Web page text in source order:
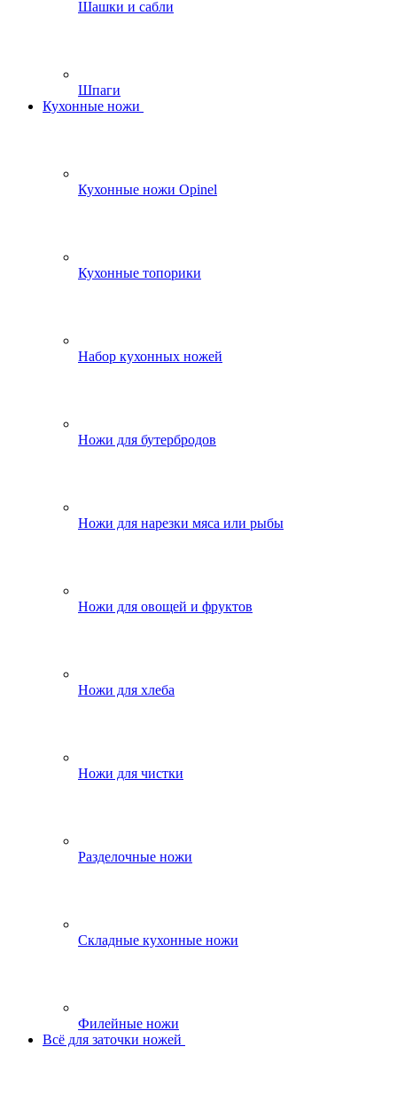
Шашки и сабли
Шпаги
Кухонные ножи
Кухонные ножи Opinel
Кухонные топорики
Набор кухонных ножей
Ножи для бутербродов
Ножи для нарезки мяса или рыбы
Ножи для овощей и фруктов
Ножи для хлеба
Ножи для чистки
Разделочные ножи
Складные кухонные ножи
Филейные ножи
Всё для заточки ножей